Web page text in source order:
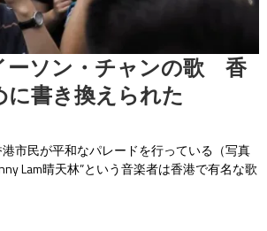
ーソン・チャンの歌 香
に書き換えられた
市民が平和なパレードを行っている（写真
Lam晴天林”という音楽者は香港で有名な歌